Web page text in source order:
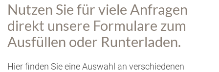
Nutzen Sie für viele Anfragen
direkt unsere Formulare zum
Ausfüllen oder Runterladen.
Hier finden Sie eine Auswahl an verschiedenen